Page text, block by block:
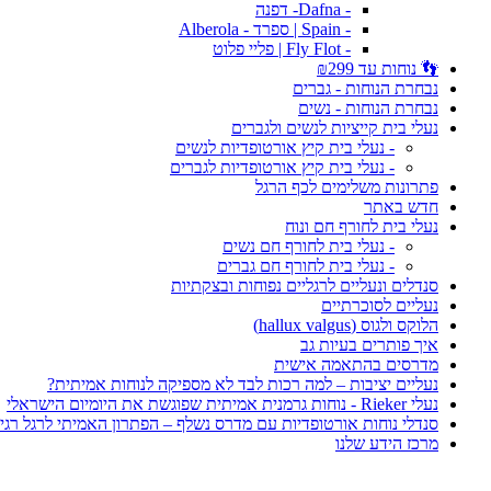
- Dafna- דפנה
- Spain | ספרד - Alberola
- Fly Flot | פליי פלוט
👣 נוחות עד ₪299
נבחרת הנוחות - גברים
נבחרת הנוחות - נשים
נעלי בית קייציות לנשים ולגברים
- נעלי בית קיץ אורטופדיות לנשים
- נעלי בית קיץ אורטופדיות לגברים
פתרונות משלימים לכף הרגל
חדש באתר
נעלי בית לחורף חם ונוח
- נעלי בית לחורף חם נשים
- נעלי בית לחורף חם גברים
סנדלים ונעליים לרגליים נפוחות ובצקתיות
נעליים לסוכרתיים
הלוקס ולגוס (hallux valgus)
איך פותרים בעיות גב
מדרסים בהתאמה אישית
נעליים יציבות – למה רכות לבד לא מספיקה לנוחות אמיתית?
נעלי Rieker - נוחות גרמנית אמיתית שפוגשת את היומיום הישראלי
סנדלי נוחות אורטופדיות עם מדרס נשלף – הפתרון האמיתי לרגל
מרכז הידע שלנו